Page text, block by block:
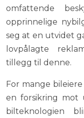
omfattende
opprinnelige
seg at en utvidet
lovpålagte
tillegg til denne.
For mange
en forsikring
bilteknologien